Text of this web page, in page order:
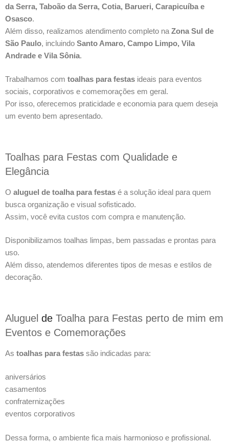
da Serra, Taboão da Serra, Cotia, Barueri, Carapicuíba e
Osasco.
Além disso, realizamos atendimento completo na Zona Sul de
São Paulo, incluindo Santo Amaro, Campo Limpo, Vila
Andrade e Vila Sônia.
Trabalhamos com toalhas para festas ideais para eventos
sociais, corporativos e comemorações em geral.
Por isso, oferecemos praticidade e economia para quem deseja
um evento bem apresentado.
Toalhas para Festas com Qualidade e
Elegância
O aluguel de toalha para festas é a solução ideal para quem
busca organização e visual sofisticado.
Assim, você evita custos com compra e manutenção.
Disponibilizamos toalhas limpas, bem passadas e prontas para
uso.
Além disso, atendemos diferentes tipos de mesas e estilos de
decoração.
Aluguel de Toalha para Festas perto de mim em
Eventos e Comemorações
As toalhas para festas são indicadas para:
aniversários
casamentos
confraternizações
eventos corporativos
Dessa forma, o ambiente fica mais harmonioso e profissional.